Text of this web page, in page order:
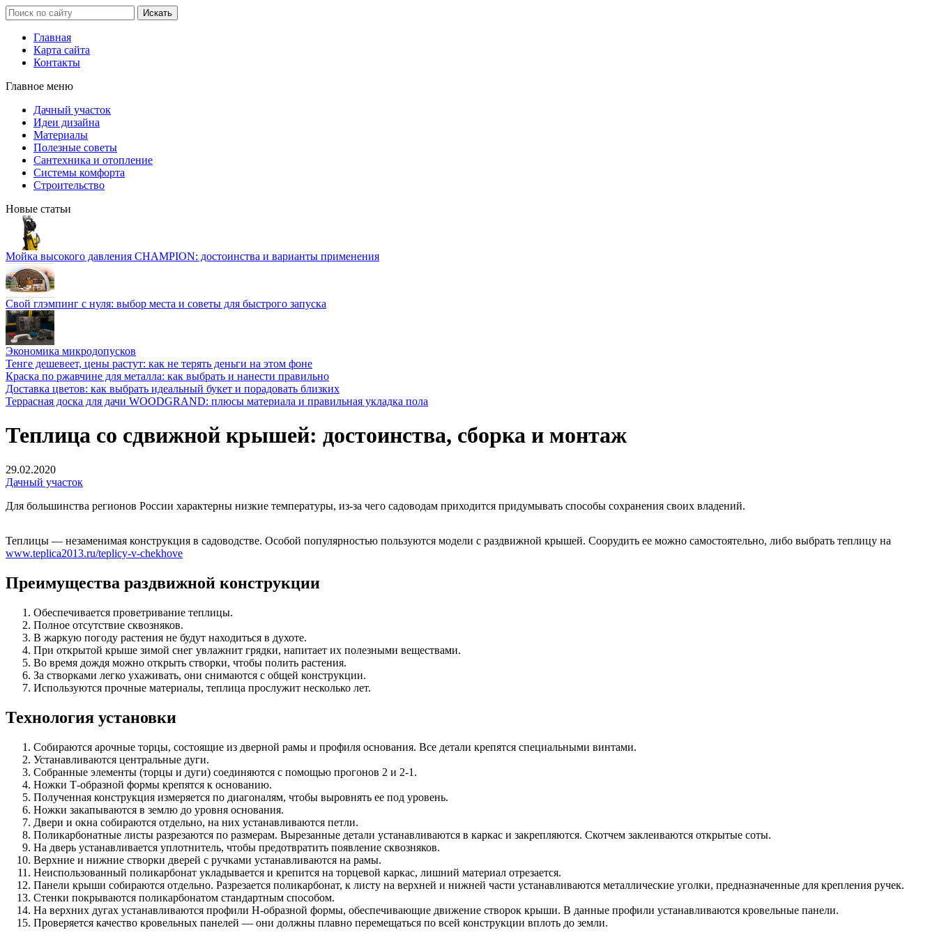
Главная
Карта сайта
Контакты
Главное меню
Дачный участок
Идеи дизайна
Материалы
Полезные советы
Сантехника и отопление
Системы комфорта
Строительство
Новые статьи
Мойка высокого давления CHAMPION: достоинства и варианты применения
Свой глэмпинг с нуля: выбор места и советы для быстрого запуска
Экономика микродопусков
Тенге дешевеет, цены растут: как не терять деньги на этом фоне
Краска по ржавчине для металла: как выбрать и нанести правильно
Доставка цветов: как выбрать идеальный букет и порадовать близких
Террасная доска для дачи WOODGRAND: плюсы материала и правильная укладка пола
Теплица со сдвижной крышей: достоинства, сборка и монтаж
29.02.2020
Дачный участок
Для большинства регионов России характерны низкие температуры, из-за чего садоводам приходится придумывать способы сохранения своих владений.
Теплицы — незаменимая конструкция в садоводстве. Особой популярностью пользуются модели с раздвижной крышей. Соорудить ее можно самостоятельно, либо выбрать теплицу на
www.teplica2013.ru/teplicy-v-chekhove
Преимущества раздвижной конструкции
Обеспечивается проветривание теплицы.
Полное отсутствие сквозняков.
В жаркую погоду растения не будут находиться в духоте.
При открытой крыше зимой снег увлажнит грядки, напитает их полезными веществами.
Во время дождя можно открыть створки, чтобы полить растения.
За створками легко ухаживать, они снимаются с общей конструкции.
Используются прочные материалы, теплица прослужит несколько лет.
Технология установки
Собираются арочные торцы, состоящие из дверной рамы и профиля основания. Все детали крепятся специальными винтами.
Устанавливаются центральные дуги.
Собранные элементы (торцы и дуги) соединяются с помощью прогонов 2 и 2-1.
Ножки Т-образной формы крепятся к основанию.
Полученная конструкция измеряется по диагоналям, чтобы выровнять ее под уровень.
Ножки закапываются в землю до уровня основания.
Двери и окна собираются отдельно, на них устанавливаются петли.
Поликарбонатные листы разрезаются по размерам. Вырезанные детали устанавливаются в каркас и закрепляются. Скотчем заклеиваются открытые соты.
На дверь устанавливается уплотнитель, чтобы предотвратить появление сквозняков.
Верхние и нижние створки дверей с ручками устанавливаются на рамы.
Неиспользованный поликарбонат укладывается и крепится на торцевой каркас, лишний материал отрезается.
Панели крыши собираются отдельно. Разрезается поликарбонат, к листу на верхней и нижней части устанавливаются металлические уголки, предназначенные для крепления ручек.
Стенки покрываются поликарбонатом стандартным способом.
На верхних дугах устанавливаются профили H-образной формы, обеспечивающие движение створок крыши. В данные профили устанавливаются кровельные панели.
Проверяется качество кровельных панелей — они должны плавно перемещаться по всей конструкции вплоть до земли.